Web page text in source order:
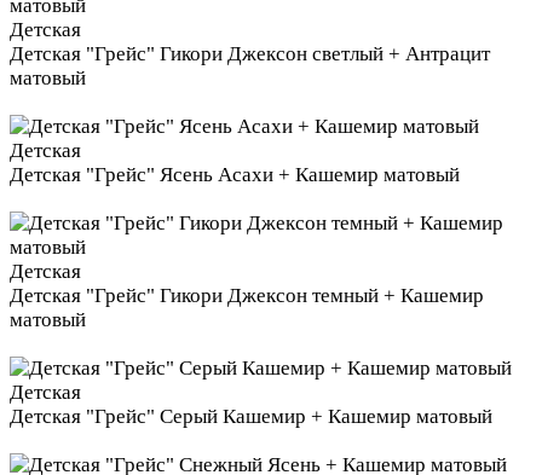
Детская
Детская "Грейс" Гикори Джексон светлый + Антрацит
матовый
Детская
Детская "Грейс" Ясень Асахи + Кашемир матовый
Детская
Детская "Грейс" Гикори Джексон темный + Кашемир
матовый
Детская
Детская "Грейс" Серый Кашемир + Кашемир матовый